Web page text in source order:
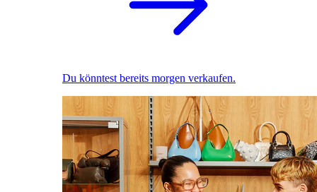
Du könntest bereits morgen verkaufen.